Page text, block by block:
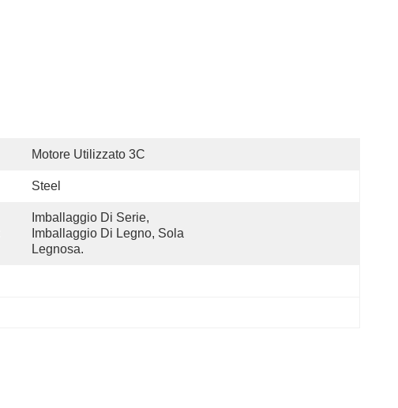
Motore Utilizzato 3C
Steel
Imballaggio Di Serie,
Imballaggio Di Legno, Sola
Legnosa.